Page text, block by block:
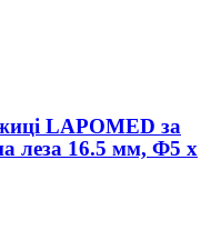
LAPOMED за
леза 16.5 мм, Ф5 x